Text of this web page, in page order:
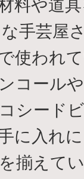
料や道
手芸屋
使われ
コール
シード
に入れ
揃えてい